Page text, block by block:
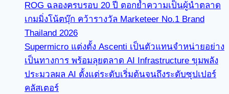
ROG ฉลองครบรอบ 20 ปี ตอกย้ำความเป็นผู้นำตลาด
เกมมิ่งโน้ตบุ๊ก คว้ารางวัล Marketeer No.1 Brand
Thailand 2026
Supermicro แต่งตั้ง Ascenti เป็นตัวแทนจำหน่ายอย่าง
เป็นทางการ พร้อมลุยตลาด AI Infrastructure ขุมพลัง
ประมวลผล AI ตั้งแต่ระดับเริ่มต้นจนถึงระดับซุปเปอร์
คลัสเตอร์